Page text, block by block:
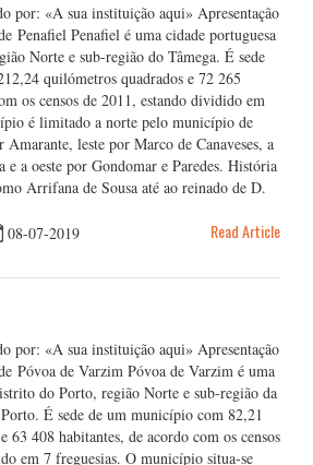
por: «A sua instituição aqui» Apresentação
Penafiel Penafiel é uma cidade portuguesa
Norte e sub-região do Tâmega. É sede
quilómetros quadrados e 72 265
os censos de 2011, estando dividido em
é limitado a norte pelo município de
Amarante, leste por Marco de Canaveses, a
e a oeste por Gondomar e Paredes. História
Arrifana de Sousa até ao reinado de D.
08-07-2019 Read Article
por: «A sua instituição aqui» Apresentação
Póvoa de Varzim Póvoa de Varzim é uma
do Porto, região Norte e sub-região da
É sede de um município com 82,21
63 408 habitantes, de acordo com os censos
em 7 freguesias. O município situa-se